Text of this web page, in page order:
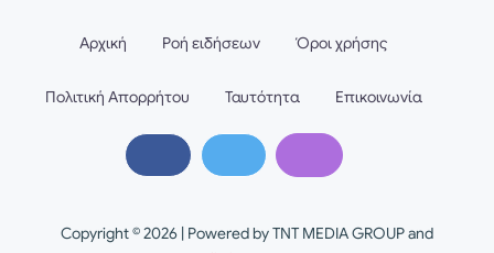
Copyright © 2026 | Powered by TNT MEDIA GROUP and
Αρχική Ροή ειδήσεων Όροι χρήσης
Πολιτική Απορρήτου Ταυτότητα Επικοινωνία